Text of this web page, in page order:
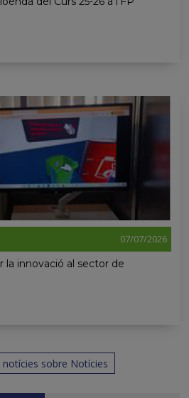
07/07/2026
la innovació al sector de
notícies sobre Notícies